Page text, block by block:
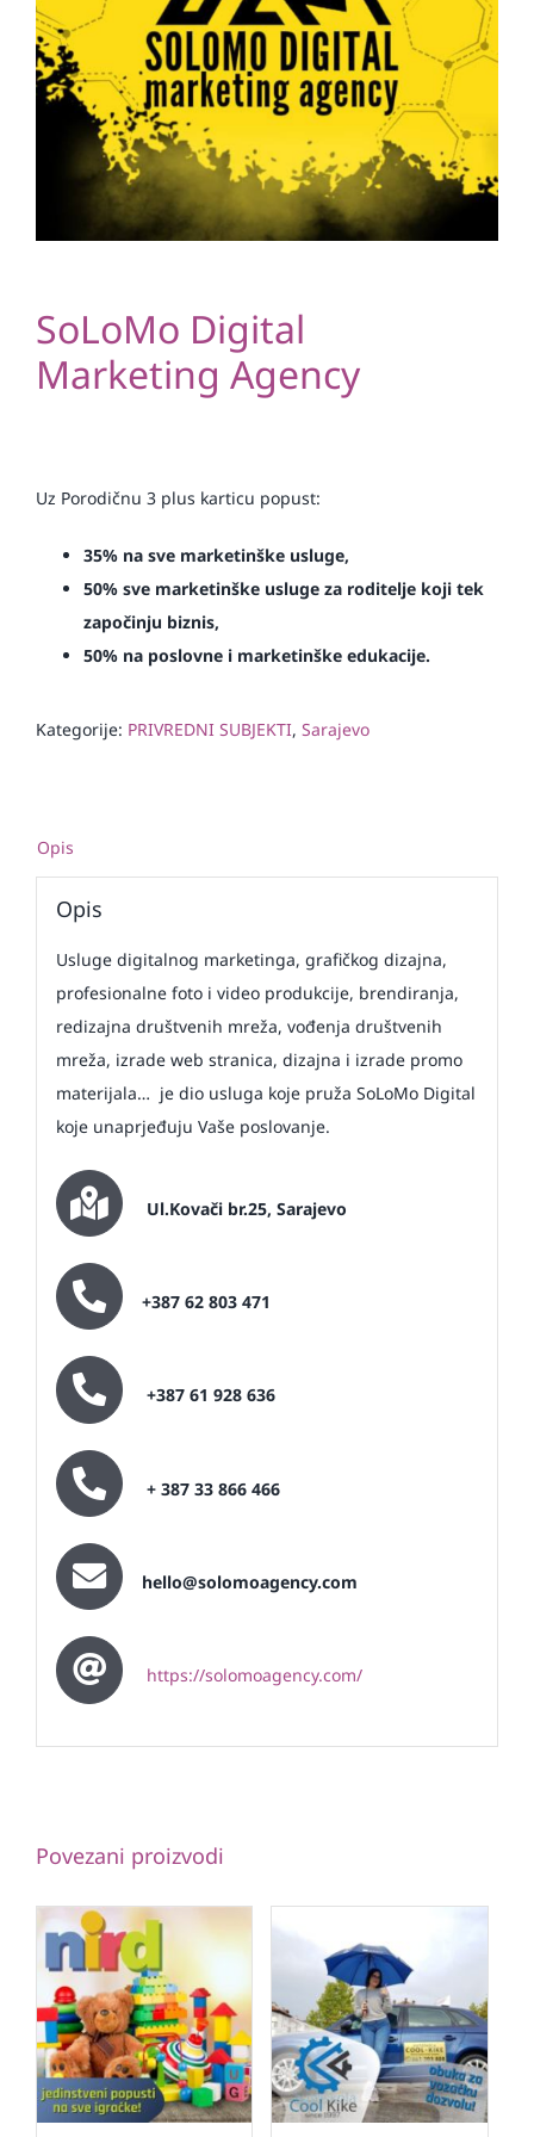
SoLoMo Digital
Marketing Agency
Uz Porodičnu 3 plus karticu popust:
35% na sve marketinške usluge,
50% sve marketinške usluge za roditelje koji tek
započinju biznis,
50% na poslovne i marketinške edukacije.
Kategorije: PRIVREDNI SUBJEKTI, Sarajevo
Opis
Opis
Usluge digitalnog marketinga, grafičkog dizajna,
profesionalne foto i video produkcije, brendiranja,
redizajna društvenih mreža, vođenja društvenih
mreža, izrade web stranica, dizajna i izrade promo
materijala… je dio usluga koje pruža SoLoMo Digital
koje unaprjeđuju Vaše poslovanje.
Ul.Kovači br.25, Sarajevo
+387 62 803 471
+387 61 928 636
+ 387 33 866 466
hello@solomoagency.com
https://solomoagency.com/
Povezani proizvodi